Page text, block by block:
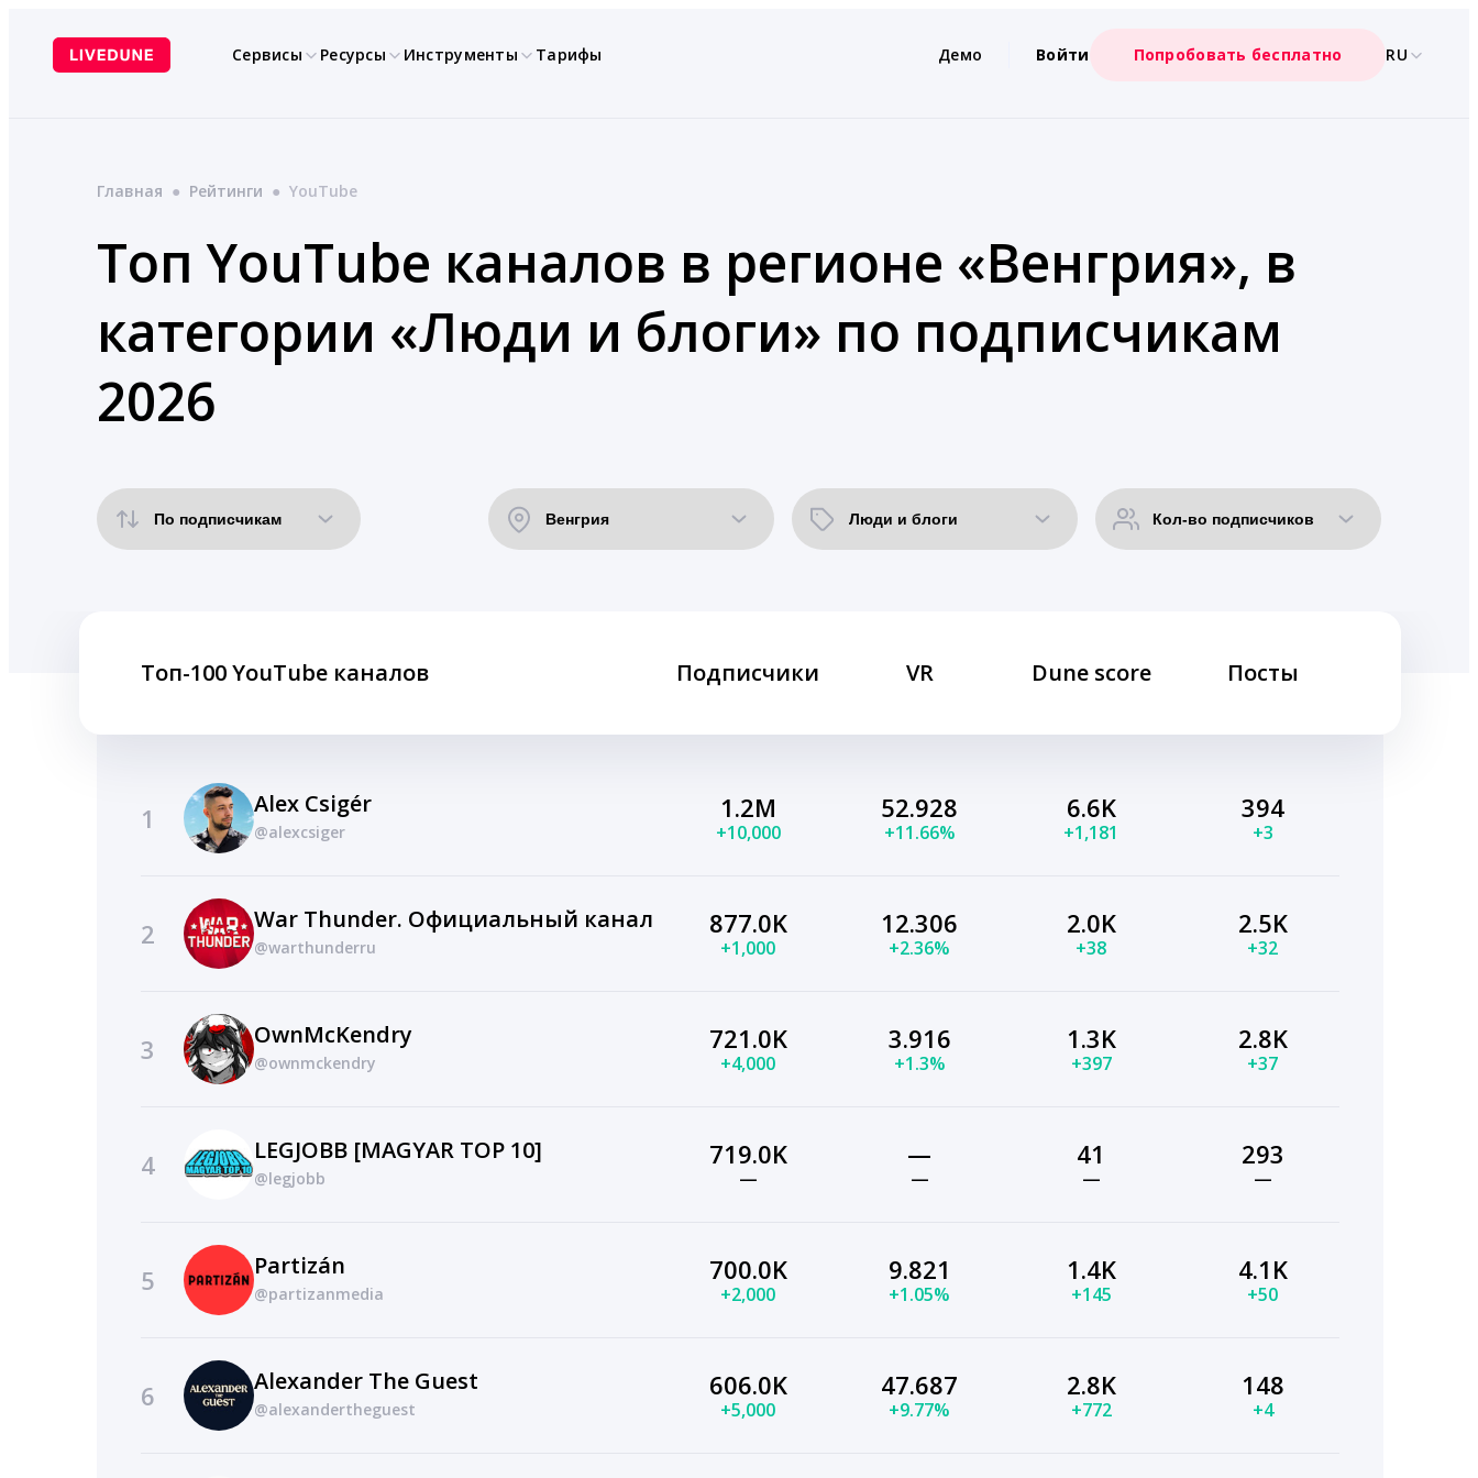
содержимому
Сервисы Ресурсы Инструменты Тарифы Демо Войти Попробовать бесплатно RU
Главная ● Рейтинги ● YouTube
Топ YouTube каналов в регионе «Венгрия», в
категории «Люди и блоги» по подписчикам
2026
Топ-100 YouTube каналов Подписчики VR Dune score Посты
1 Alex Csigér
@alexcsiger
1.2M
+10,000
52.928
+11.66%
6.6K
+1,181
394
+3
2 War Thunder. Официальный канал
@warthunderru
877.0K
+1,000
12.306
+2.36%
2.0K
+38
2.5K
+32
3 OwnMcKendry
@ownmckendry
721.0K
+4,000
3.916
+1.3%
1.3K
+397
2.8K
+37
4 LEGJOBB [MAGYAR TOP 10]
@legjobb
719.0K
—
—
—
41
—
293
—
5 Partizán
@partizanmedia
700.0K
+2,000
9.821
+1.05%
1.4K
+145
4.1K
+50
6 Alexander The Guest
@alexandertheguest
606.0K
+5,000
47.687
+9.77%
2.8K
+772
148
+4